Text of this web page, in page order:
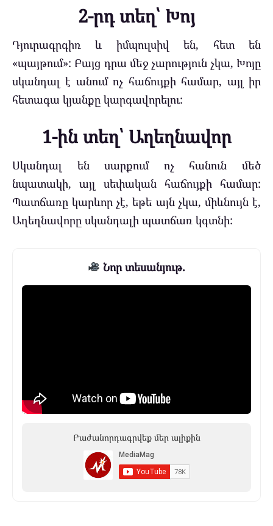
2-րդ տեղ՝ Խոյ
Դյուրագրգիռ և իմպուլսիվ են, հետ են
«պայթում»: Բայց դրա մեջ չարություն չկա, Խոյը
սկանդալ է անում ոչ հաճույքի համար, այլ իր
հետագա կյանքը կարգավորելու:
1-ին տեղ՝ Աղեղնավոր
Սկանդալ են սարքում ոչ հանուն մեծ
նպատակի, այլ սեփական հաճույքի համար:
Պատճառը կարևոր չէ, եթե այն չկա, միևնույն է,
Աղեղնավորը սկանդալի պատճառ կգտնի:
Նոր տեսանյութ.
Բաժանորդագրվեք մեր ալիքին